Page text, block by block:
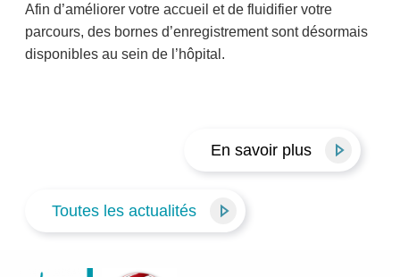
Afin d’améliorer votre accueil et de fluidifier votre
parcours, des bornes d’enregistrement sont désormais
disponibles au sein de l’hôpital.
En savoir plus
Toutes les actualités